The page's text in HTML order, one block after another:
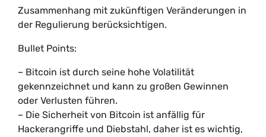
Zusammenhang mit zukünftigen Veränderungen in
der Regulierung berücksichtigen.
Bullet Points:
– Bitcoin ist durch seine hohe Volatilität
gekennzeichnet und kann zu großen Gewinnen
oder Verlusten führen.
– Die Sicherheit von Bitcoin ist anfällig für
Hackerangriffe und Diebstahl, daher ist es wichtig,